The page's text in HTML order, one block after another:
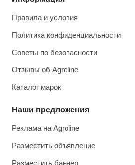
Правила и условия
Политика конфиденциальности
Советы по безопасности
Отзывы об Agroline
Каталог марок
Наши предложения
Реклама на Agroline
Разместить объявление
Разместить баннер